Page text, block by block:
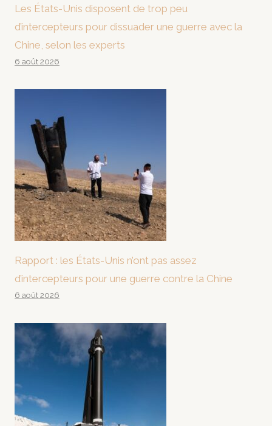
Les États-Unis disposent de trop peu
d’intercepteurs pour dissuader une guerre avec la
Chine, selon les experts
6 août 2026
Rapport : les États-Unis n’ont pas assez
d’intercepteurs pour une guerre contre la Chine
6 août 2026